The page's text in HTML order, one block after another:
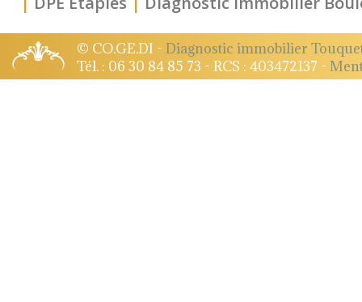
© CO.GE.DI - Diagnostic immobilier
Tél. : 06 30 84 85 73 - RCS : 403472137 -